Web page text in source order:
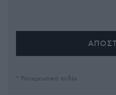
* Υποχρεωτικά πεδία